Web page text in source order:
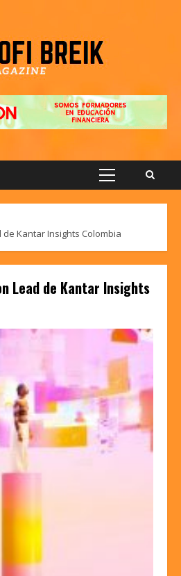
Menú
Kantar Insights Colombia
Lead de Kantar Insights